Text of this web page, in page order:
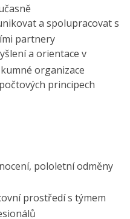
a spolupracovat s
partnery
a orientace v
organizace
principech
pololetní odměny
prostředí s týmem